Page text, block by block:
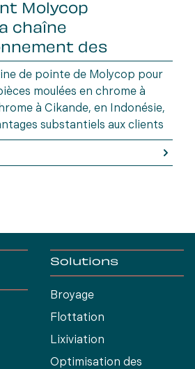
Molycop
chaîne
des
de pointe de Molycop pour
moulées en chrome à
à Cikande, en Indonésie,
substantiels aux clients
d'approvisionnement
de livraison plus courts.
Solutions
Broyage
Flottation
Lixiviation
Optimisation des